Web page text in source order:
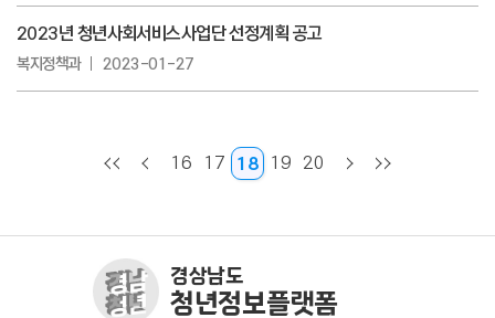
2023년 청년사회서비스사업단 선정계획 공고
복지정책과 2023-01-27
16 17 18 19 20
경상남도
청년정보플랫폼